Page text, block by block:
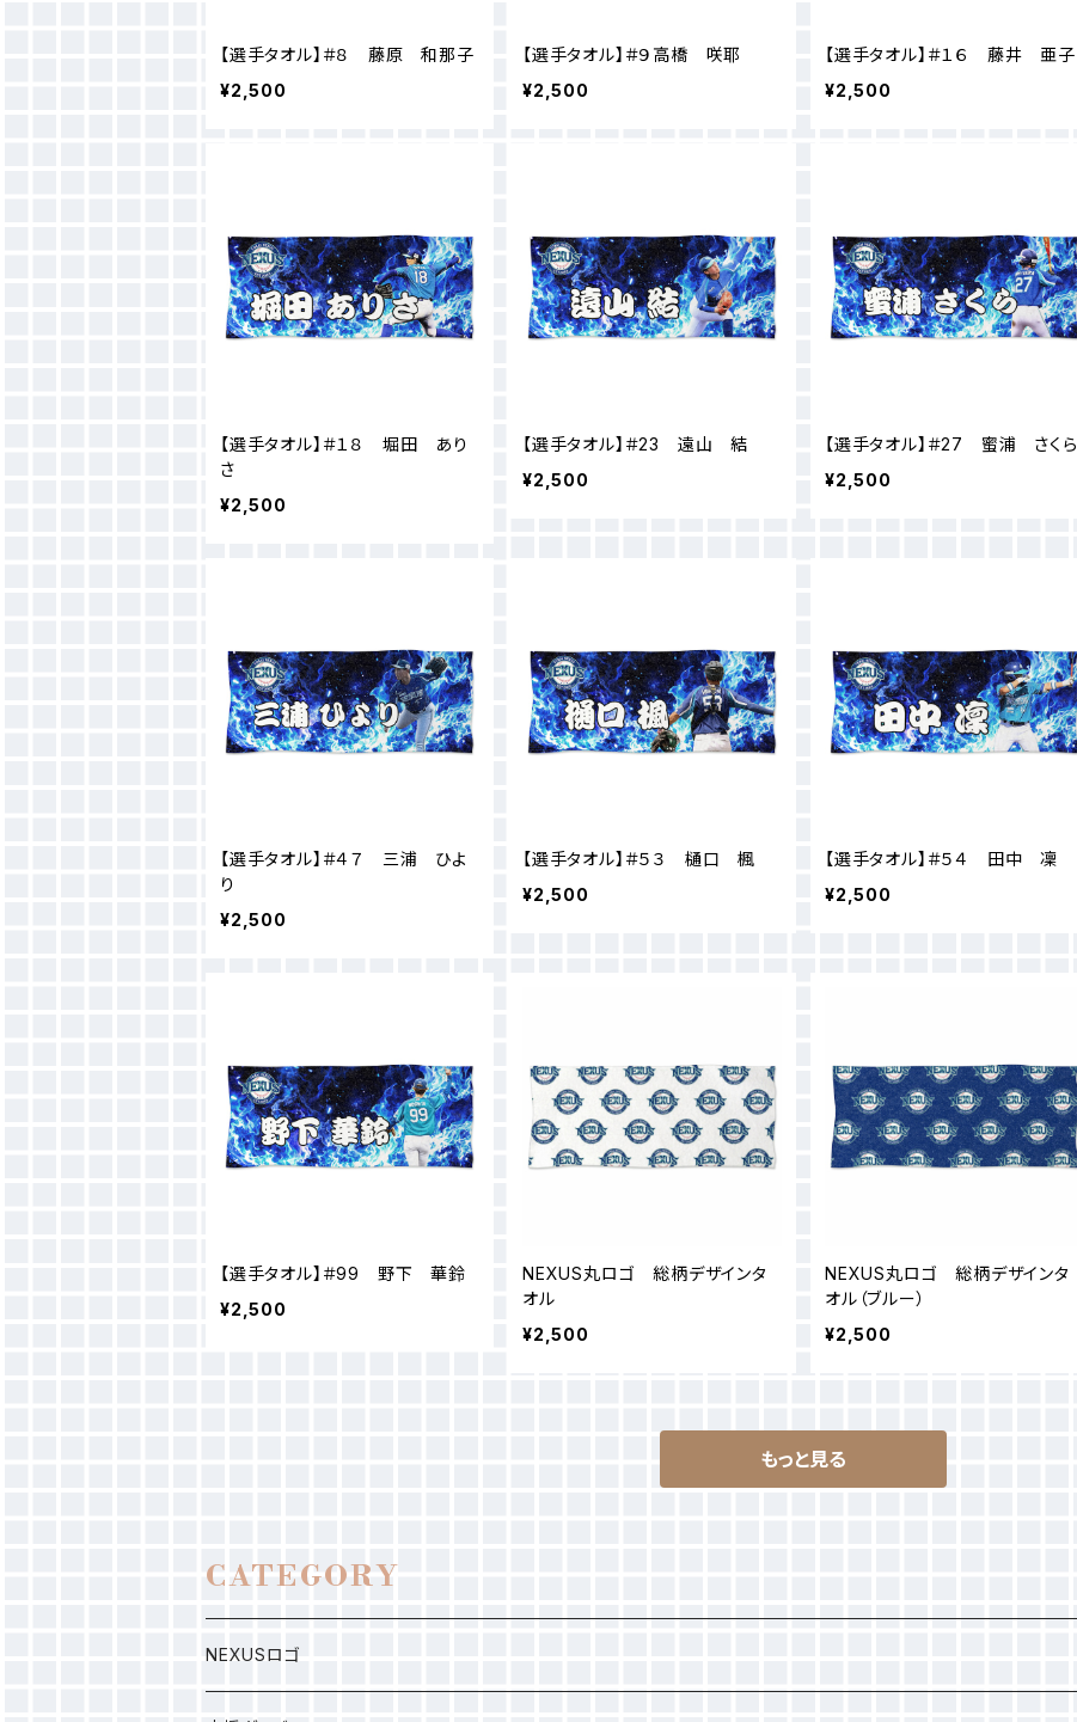
【選手タオル】＃８ 藤原 和那子
¥2,500
【選手タオル】＃９高橋 咲耶
¥2,500
【選手タオル】＃１６ 藤井 亜子
¥2,500
【選手タオル】＃１８ 堀田 あり
さ
¥2,500
【選手タオル】＃23 遠山 結
¥2,500
【選手タオル】＃27 蜜浦 さくら
¥2,500
【選手タオル】＃４７ 三浦 ひよ
り
¥2,500
【選手タオル】＃５３ 樋口 楓
¥2,500
【選手タオル】＃５４ 田中 凜
¥2,500
【選手タオル】＃99 野下 華鈴
¥2,500
NEXUS丸ロゴ 総柄デザインタ
オル
¥2,500
NEXUS丸ロゴ 総柄デザインタ
オル（ブルー）
¥2,500
もっと見る
CATEGORY
NEXUSロゴ